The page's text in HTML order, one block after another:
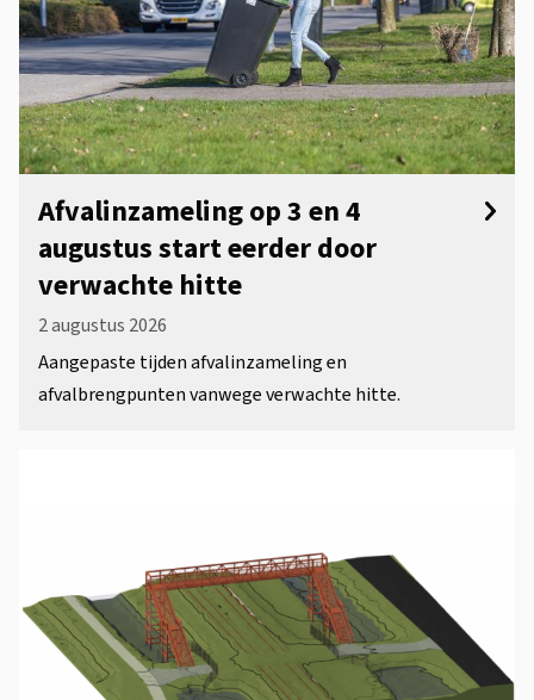
Afvalinzameling op 3 en 4
augustus start eerder door
verwachte hitte
2 augustus 2026
Aangepaste tijden afvalinzameling en
afvalbrengpunten vanwege verwachte hitte.